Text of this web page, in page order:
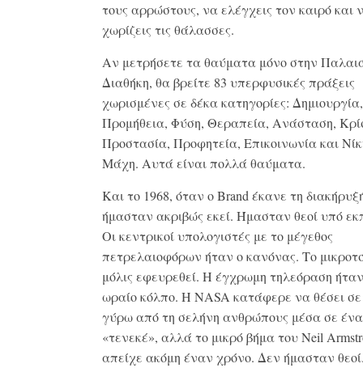
τους αρρώστους, να ελέγχεις τον καιρό και
χωρίζεις τις θάλασσες.
Αν μετρήσετε τα θαύματα μόνο στην
Διαθήκη, θα βρείτε 83 υπερφυσικές πράξεις
χωρισμένες σε δέκα κατηγορίες: Δημιουργία,
Προμήθεια, Φύση, Θεραπεία, Ανάσταση,
Προστασία, Προφητεία, Επικοινωνία και
Μάχη. Αυτά είναι πολλά θαύματα.
Και το 1968, όταν ο Brand έκανε τη
ήμασταν ακριβώς εκεί. Ήμασταν θεοί υπό
Οι κεντρικοί υπολογιστές με το μέγεθος
πετρελαιοφόρων ήταν ο κανόνας. Το
μόλις εφευρεθεί. Η έγχρωμη τηλεόραση
ωραίο κόλπο. Η NASA κατάφερε να θέσει σε
γύρω από τη σελήνη ανθρώπους μέσα σε ένα
«τενεκέ», αλλά το μικρό βήμα του Neil
απείχε ακόμη έναν χρόνο. Δεν ήμασταν